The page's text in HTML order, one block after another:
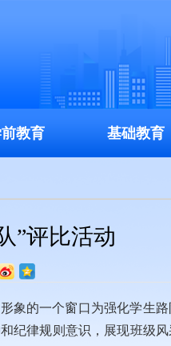
教育 基础教育
”评比活动
象的一个窗口为强化学生
纪律规则意识，展现班级